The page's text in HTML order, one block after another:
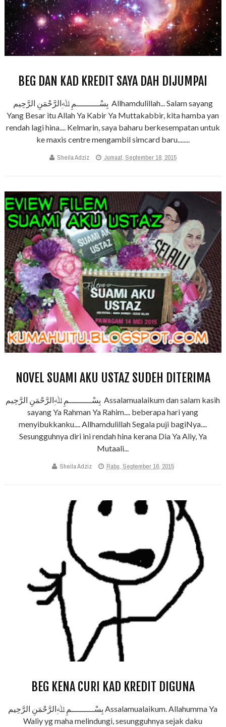
BEG DAN KAD KREDIT SAYA DAH DIJUMPAI
بِسْـــــــــمِ ﷲِالرَّحْمَنِ الرَّحِيم Allhamdulillah... Salam sayang
Yang Besar itu Allah Ya Kabir Ya Muttakabbir, kita hamba yan
rendah lagi hina.... Kelmarin, saya baharu berkesempatan untuk
ke maxis centre mengambil simcard baru........
Sheila Adziz Jumaat, September 18, 2015
NOVEL SUAMI AKU USTAZ SUDEH DITERIMA
بِسْـــــــــمِ ﷲِالرَّحْمَنِ الرَّحِيم Assalamualaikum dan salam kasih
sayang Ya Rahman Ya Rahim.... beberapa hari yang
menyibukkanku.... Allhamdulillah Segala puji bagiNya....
Sesungguhnya diri ini rendah hina kerana Dia Ya Aliy, Ya
Mutaali...
Sheila Adziz Rabu, September 16, 2015
BEG KENA CURI KAD KREDIT DIGUNA
بِسْـــــــــمِ ﷲِالرَّحْمَنِ الرَّحِيم Assalamualaikum. Allahumma Ya
Waliy yg maha melindungi, sesungguhnya sejak daku